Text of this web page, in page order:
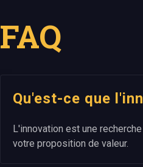
FAQ
Qu'est-ce que
L'innovation est une
votre proposition de valeur.